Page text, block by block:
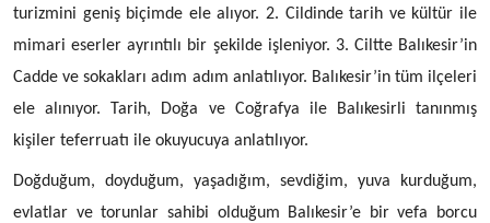
turizmini geniş biçimde ele alıyor. 2. Cildinde tarih ve kültür ile
mimari eserler ayrıntılı bir şekilde işleniyor. 3. Ciltte Balıkesir’in
Cadde ve sokakları adım adım anlatılıyor. Balıkesir’in tüm ilçeleri
ele alınıyor. Tarih, Doğa ve Coğrafya ile Balıkesirli tanınmış
kişiler teferruatı ile okuyucuya anlatılıyor.
Doğduğum, doyduğum, yaşadığım, sevdiğim, yuva kurduğum,
evlatlar ve torunlar sahibi olduğum Balıkesir’e bir vefa borcu